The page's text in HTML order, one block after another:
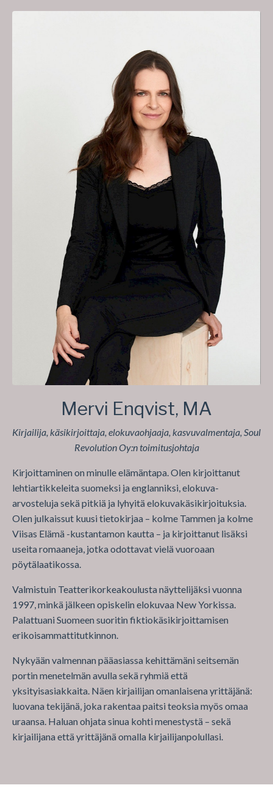
Mervi Enqvist, MA
Kirjailija, käsikirjoittaja, elokuvaohjaaja, kasvuvalmentaja, Soul
Revolution Oy:n toimitusjohtaja
Kirjoittaminen on minulle elämäntapa. Olen kirjoittanut
lehtiartikkeleita suomeksi ja englanniksi, elokuva-
arvosteluja sekä pitkiä ja lyhyitä elokuvakäsikirjoituksia.
Olen julkaissut kuusi tietokirjaa – kolme Tammen ja kolme
Viisas Elämä -kustantamon kautta – ja kirjoittanut lisäksi
useita romaaneja, jotka odottavat vielä vuoroaan
pöytälaatikossa.
Valmistuin Teatterikorkeakoulusta näyttelijäksi vuonna
1997, minkä jälkeen opiskelin elokuvaa New Yorkissa.
Palattuani Suomeen suoritin fiktiokäsikirjoittamisen
erikoisammattitutkinnon.
Nykyään valmennan pääasiassa kehittämäni seitsemän
portin menetelmän avulla sekä ryhmiä että
yksityisasiakkaita. Näen kirjailijan omanlaisena yrittäjänä:
luovana tekijänä, joka rakentaa paitsi teoksia myös omaa
uraansa. Haluan ohjata sinua kohti menestystä – sekä
kirjailijana että yrittäjänä omalla kirjailijanpolullasi.